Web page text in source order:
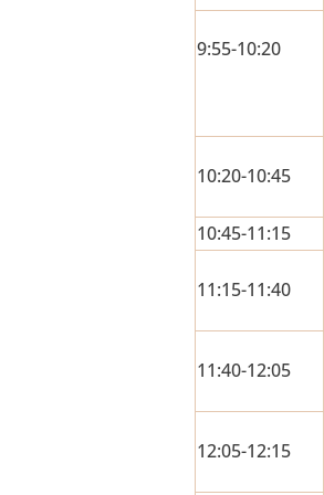
9:55-10:20
10:20-10:45
10:45-11:15
11:15-11:40
11:40-12:05
12:05-12:15